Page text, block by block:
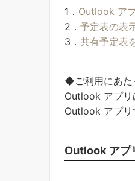
1． Outlook ア
2． 予定表の表
3． 共有予定表
◆ご利用にあた
Outlook アプリ
Outlook アプリ
Outlook アプ